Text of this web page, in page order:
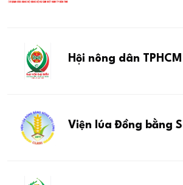
Hội nông dân TPHCM
Viện lúa Đồng bằng